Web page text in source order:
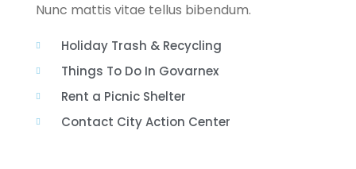
Nunc mattis vitae tellus bibendum.
Holiday Trash & Recycling
Things To Do In Govarnex
Rent a Picnic Shelter
Contact City Action Center